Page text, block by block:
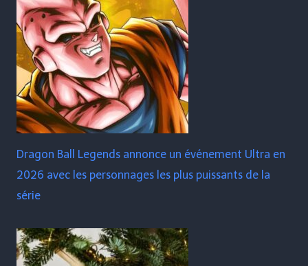
Dragon Ball Legends annonce un événement Ultra en
2026 avec les personnages les plus puissants de la
série